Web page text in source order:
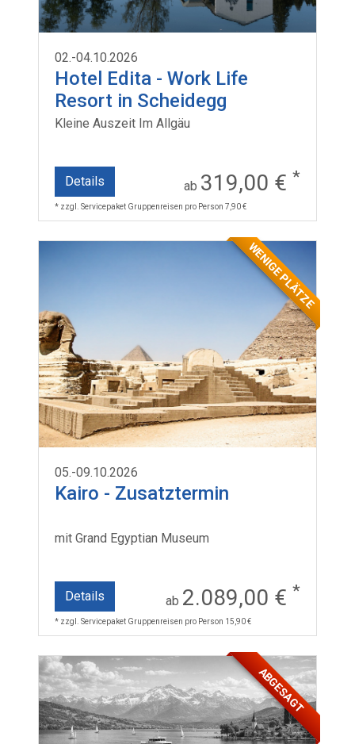
02.-04.10.2026
Hotel Edita - Work Life
Resort in Scheidegg
Kleine Auszeit Im Allgäu
Details ab 319,00 € *
* zzgl. Servicepaket Gruppenreisen pro Person 7,90 €
WENIGE PLÄTZE
05.-09.10.2026
Kairo - Zusatztermin
mit Grand Egyptian Museum
Details ab 2.089,00 € *
* zzgl. Servicepaket Gruppenreisen pro Person 15,90 €
ABGESAGT